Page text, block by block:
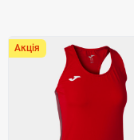
Акція